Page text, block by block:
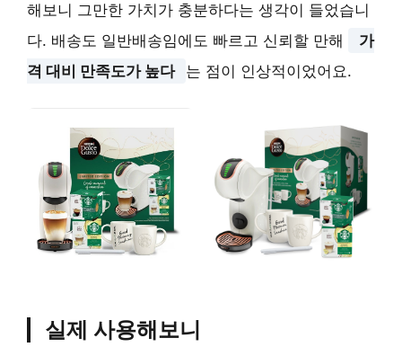
해보니 그만한 가치가 충분하다는 생각이 들었습니
다. 배송도 일반배송임에도 빠르고 신뢰할 만해
가
격 대비 만족도가 높다
는 점이 인상적이었어요.
실제 사용해보니